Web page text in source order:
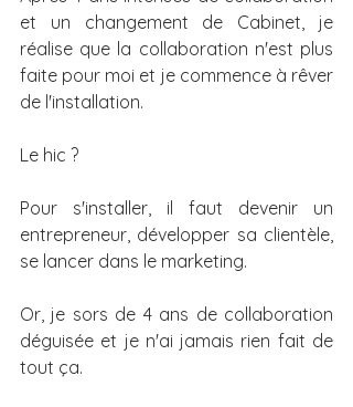
et un changement de Cabinet, je
réalise que la collaboration n'est plus
faite pour moi et je commence à rêver
de l'installation.
Le hic ?
Pour s'installer, il faut devenir un
entrepreneur, développer sa clientèle,
se lancer dans le marketing.
Or, je sors de 4 ans de collaboration
déguisée et je n'ai jamais rien fait de
tout ça.